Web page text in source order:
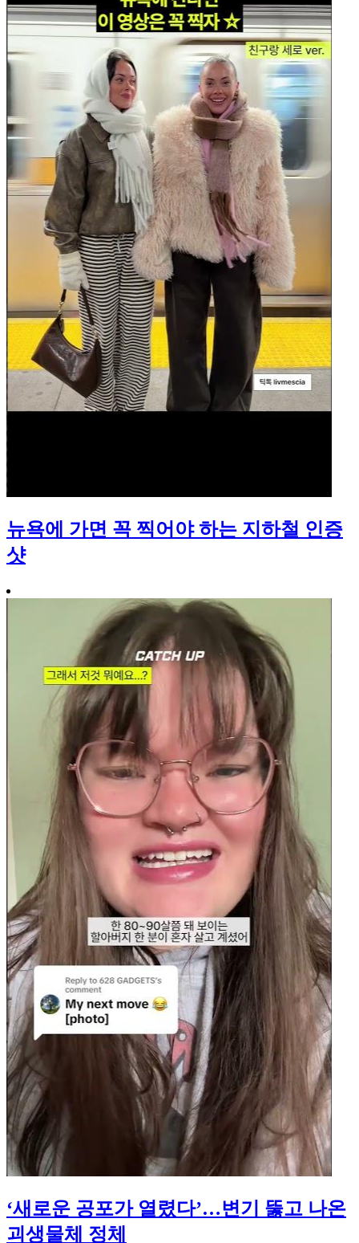
뉴욕에 가면 꼭 찍어야 하는 지하철 인증
샷
‘새로운 공포가 열렸다’…변기 뚫고 나온
괴생물체 정체